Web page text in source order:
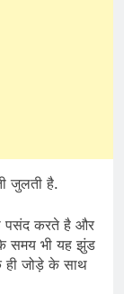
जुलती है.
पसंद करते है और
समय भी यह झुंड
ही जोड़े के साथ